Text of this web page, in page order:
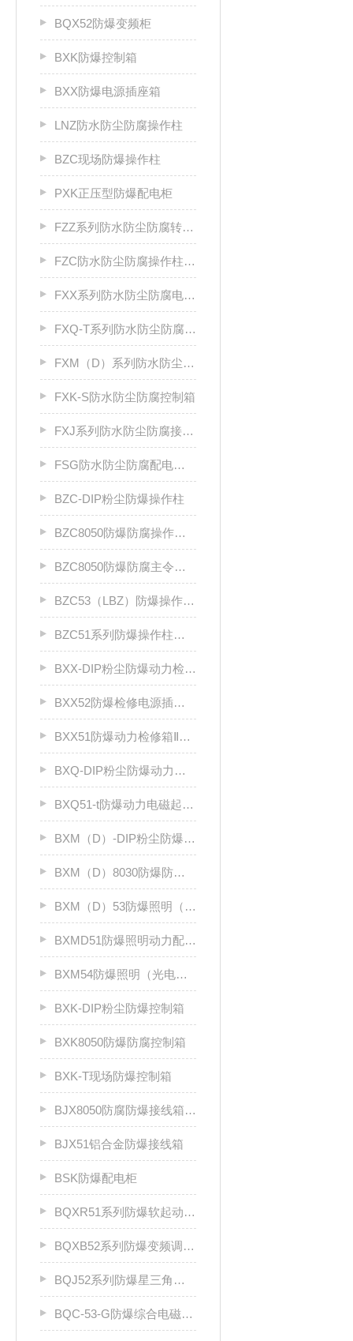
BQX52防爆变频柜
BXK防爆控制箱
BXX防爆电源插座箱
LNZ防水防尘防腐操作柱
BZC现场防爆操作柱
PXK正压型防爆配电柜
FZZ系列防水防尘防腐转换开关
FZC防水防尘防腐操作柱厂家
FXX系列防水防尘防腐电源插座箱
FXQ-T系列防水防尘防腐动力（电磁）起动箱
FXM（D）系列防水防尘防腐照明（动力）配电箱
FXK-S防水防尘防腐控制箱
FXJ系列防水防尘防腐接线箱
FSG防水防尘防腐配电柜厂家
BZC-DIP粉尘防爆操作柱
BZC8050防爆防腐操作柱（ⅡC级）
BZC8050防爆防腐主令控制器
BZC53（LBZ）防爆操作柱llC
BZC51系列防爆操作柱（Ⅱ B）LCZ
BXX-DIP粉尘防爆动力检修箱DIP A20
BXX52防爆检修电源插座箱ⅡB、ⅡC
BXX51防爆动力检修箱ⅡB、ⅡC
BXQ-DIP粉尘防爆动力（电磁）起动箱
BXQ51-t防爆动力电磁起动箱
BXM（D）-DIP粉尘防爆照明（动力）配电箱
BXM（D）8030防爆防腐照明动力配电箱（Ⅱ C）
BXM（D）53防爆照明（动力）配电箱ⅡC
BXMD51防爆照明动力配电箱
BXM54防爆照明（光电效应）配电箱
BXK-DIP粉尘防爆控制箱
BXK8050防爆防腐控制箱
BXK-T现场防爆控制箱
BJX8050防腐防爆接线箱厂家
BJX51铝合金防爆接线箱
BSK防爆配电柜
BQXR51系列防爆软起动器（ⅡB）
BQXB52系列防爆变频调速箱（II B）
BQJ52系列防爆星三角起动箱（Ⅱ B）
BQC-53-G防爆综合电磁起动器